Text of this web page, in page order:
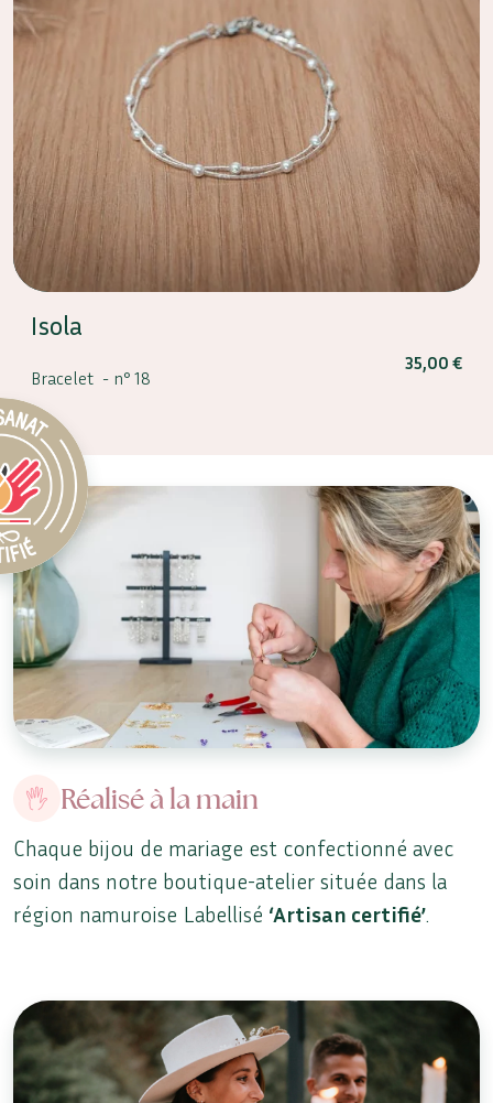
Isola
Bracelet - n° 18
35,00 €
Réalisé à la main
Chaque bijou de mariage est confectionné avec
soin dans notre boutique-atelier située dans la
région namuroise Labellisé ‘Artisan certifié’.